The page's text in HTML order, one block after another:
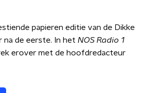
papieren editie van de Dikke
na de eerste. In het NOS Radio 1
erover met de hoofdredacteur